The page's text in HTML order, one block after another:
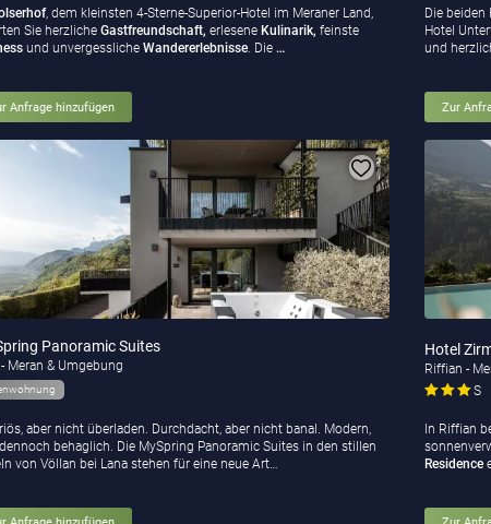
, dem kleinsten 4-Sterne-Superior-Hotel im Meraner Land,
Sie herzlicheGastfreundschaft, erleseneKulinarik, feinste
und unvergesslicheWandererlebnisse. Die …
Anfrage hinzufügen
Die beiden
Hotel
und
Zur
Panoramic Suites
- Meran & Umgebung
aber nicht überladen. Durchdacht, aber nicht banal. Modern,
behaglich. Die MySpring Panoramic Suites in den stillen
von Völlan bei Lana stehen für eine neue Art…
Hotel
Riffian -
S
In Riffian
Residence